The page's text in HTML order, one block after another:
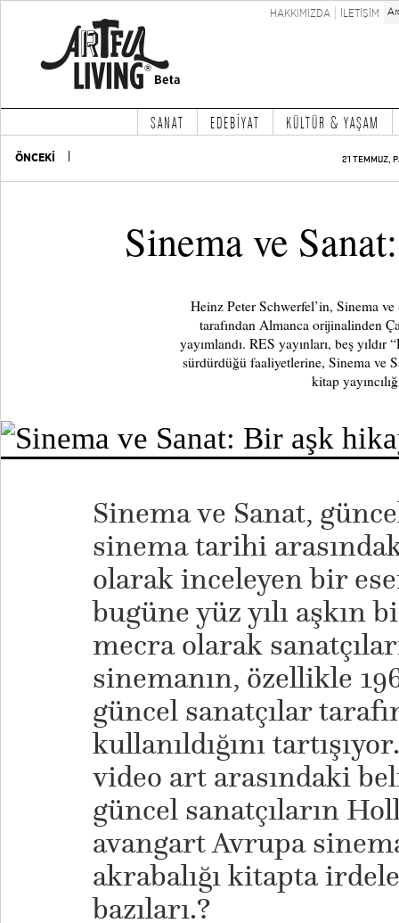
HAKKIMIZDA İLETİŞİM
SANAT EDEBİYAT KÜLTÜR & YAŞAM
ÖNCEKİ 21 TEMMUZ,
Sinema ve
Heinz Peter Schwerfel’in, Sinema
tarafından Almanca orijinalinden
yayımlandı. RES yayınları, beş
sürdürdüğü faaliyetlerine, Sinema ve
kitap
Sinema ve Sanat,
sinema tarihi
olarak inceleyen bir
bugüne yüz yılı aşkın
mecra olarak
sinemanın, özellikle
güncel sanatçılar
kullanıldığını
video art arasındaki
güncel sanatçıların
avangart Avrupa
akrabalığı kitapta
bazıları.?